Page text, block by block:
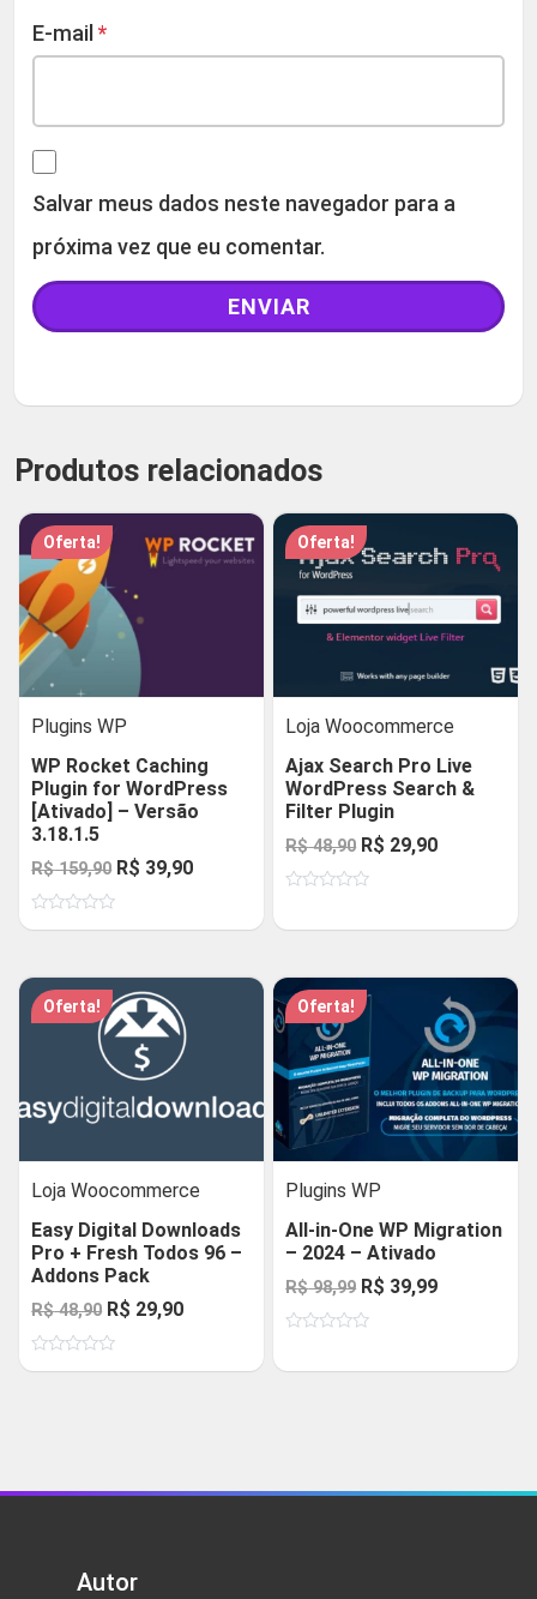
E-mail *
Salvar meus dados neste navegador para a
próxima vez que eu comentar.
Produtos relacionados
Oferta!
Plugins WP
WP Rocket Caching
Plugin for WordPress
[Ativado] – Versão
3.18.1.5
R$159,90 O
original
R$ 159,90.
R$ 39,90O
atual
R$ 39,90.
Oferta!
Loja Woocommerce
Ajax Search Pro Live
WordPress Search &
Filter Plugin
R$48,90 O
preço
R$ 48,90.
R$ 29,90O
R$ 29,90.
de
Oferta!
Loja Woocommerce
Easy Digital Downloads
Pro + Fresh Todos 96 –
Addons Pack
R$48,90 O
preço
original
R$ 29,90O
atual
Oferta!
Plugins WP
All-in-One WP Migration
– 2024 – Ativado
R$98,99 O
preço
R$ 39,99O
de
Autor